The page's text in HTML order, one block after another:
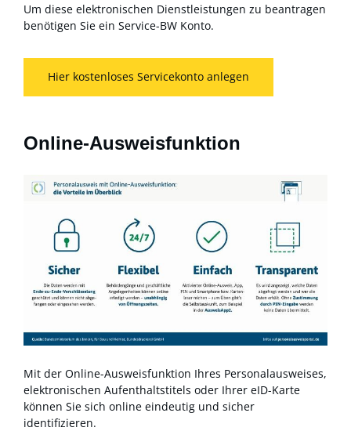
Um diese elektronischen Dienstleistungen zu beantragen
benötigen Sie ein Service-BW Konto.
Hier kostenloses Servicekonto anlegen
Online-Ausweisfunktion
Mit der Online-Ausweisfunktion Ihres Personalausweises,
elektronischen Aufenthaltstitels oder Ihrer eID-Karte
können Sie sich online eindeutig und sicher
identifizieren.